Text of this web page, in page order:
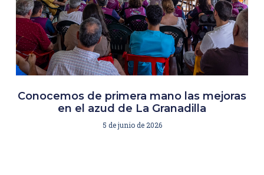
Conocemos de primera mano las mejoras
en el azud de La Granadilla
5 de junio de 2026